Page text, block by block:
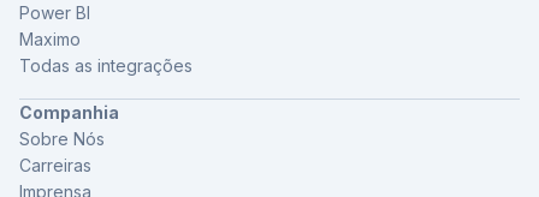
Power BI
Maximo
Todas as integrações
Companhia
Sobre Nós
Carreiras
Imprensa